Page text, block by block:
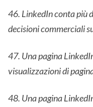
46. LinkedIn conta più
decisioni commerciali
47. Una pagina
visualizzazioni di
48. Una pagina